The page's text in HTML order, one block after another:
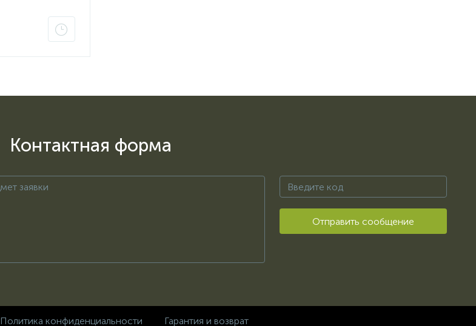
Контактная форма
Отправить сообщение
Политика конфиденциальности Гарантия и возврат